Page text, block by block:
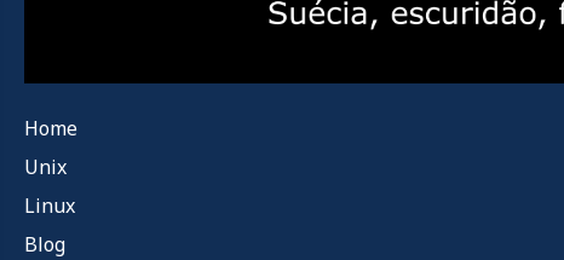
Home
Unix
Linux
Blog